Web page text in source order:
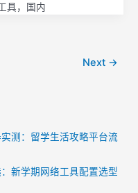
具，国内
Next →
测：留学生活攻略平台流
新学期网络工具配置选型